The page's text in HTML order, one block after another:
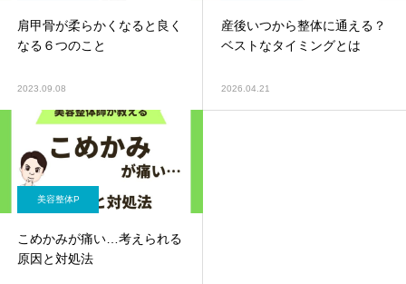
肩甲骨が柔らかくなると良く
なる６つのこと
2023.09.08
産後いつから整体に通える？
ベストなタイミングとは
2026.04.21
美容整体P
こめかみが痛い…考えられる
原因と対処法